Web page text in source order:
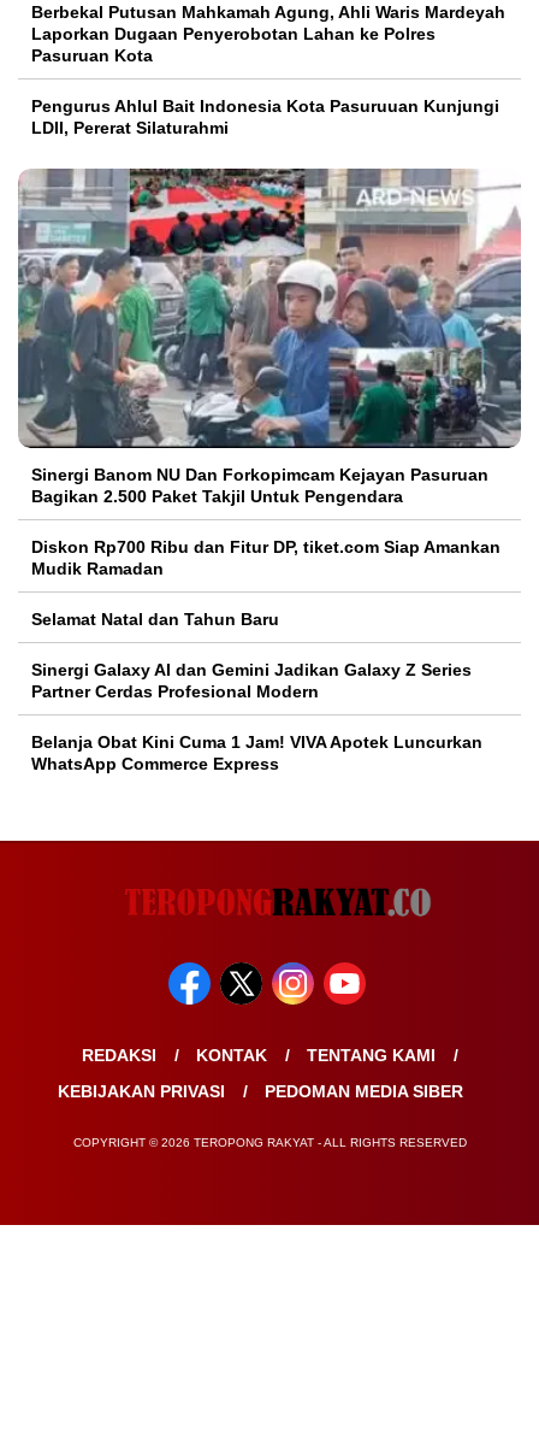
Berbekal Putusan Mahkamah Agung, Ahli Waris Mardeyah
Laporkan Dugaan Penyerobotan Lahan ke Polres
Pasuruan Kota
Pengurus Ahlul Bait Indonesia Kota Pasuruuan Kunjungi
LDII, Pererat Silaturahmi
Sinergi Banom NU Dan Forkopimcam Kejayan Pasuruan
Bagikan 2.500 Paket Takjil Untuk Pengendara
Diskon Rp700 Ribu dan Fitur DP, tiket.com Siap Amankan
Mudik Ramadan
Selamat Natal dan Tahun Baru
Sinergi Galaxy AI dan Gemini Jadikan Galaxy Z Series
Partner Cerdas Profesional Modern
Belanja Obat Kini Cuma 1 Jam! VIVA Apotek Luncurkan
WhatsApp Commerce Express
REDAKSI KONTAK
TENTANG KAMI
KEBIJAKAN PRIVASI
PEDOMAN MEDIA SIBER
COPYRIGHT © 2026 TEROPONG RAKYAT - ALL RIGHTS RESERVED